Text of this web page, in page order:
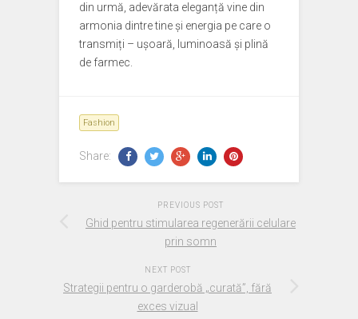
din urmă, adevărata eleganță vine din
armonia dintre tine și energia pe care o
transmiți – ușoară, luminoasă și plină
de farmec.
Fashion
Share:
PREVIOUS POST
Ghid pentru stimularea regenerării celulare
prin somn
NEXT POST
Strategii pentru o garderobă „curată”, fără
exces vizual